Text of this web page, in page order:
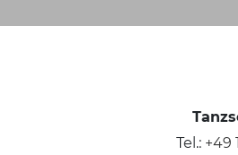
Tel.: +49